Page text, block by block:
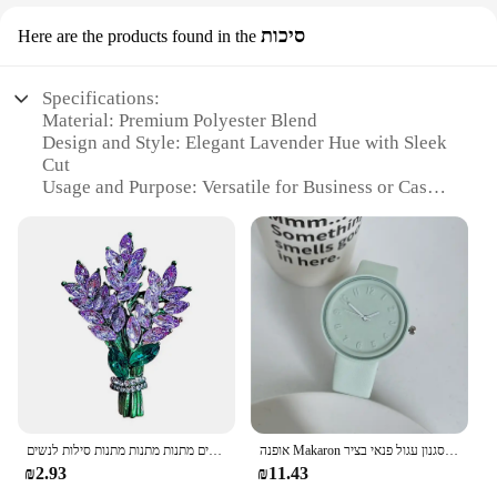
Here are the products found in the סיכות
Specifications:
Material: Premium Polyester Blend
Design and Style: Elegant Lavender Hue with Sleek
Cut
Usage and Purpose: Versatile for Business or Casual
Type and Category: Women's Blazers
Performance and Property: Wrinkle-Resistant and
Easy-Care
Shape or Size or Weight or Quantity: Available in
Multiple Sizes and Quantities for Wholesale
Features:
**Elevate Your Wardrobe with Style and Ease**
The Womens Blazers Lavender collection is a
testament to sophistication and practicality.
Designed for the modern woman, these blazers are
crafted from a premium polyester blend that offers
גביש לבנדר פרח לובנדר נשים בנות עסקים חליפה דש סיכה תכשיטים מתנות מתנות מתנות סילות לנשים
₪2.93
אופנה Makaron פשוט נשים של קוורץ שעון תוספות גבוהה יופי תלמיד גבר ונשים סגנון עגול פנאי בציר Wristbatch
₪11.43